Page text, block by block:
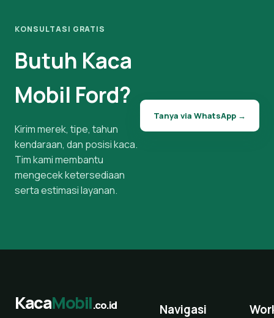
KONSULTASI GRATIS
Butuh Kaca
Mobil Ford?
Kirim merek, tipe, tahun
kendaraan, dan posisi kaca.
Tim kami membantu
mengecek ketersediaan
serta estimasi layanan.
Tanya via WhatsApp →
KacaMobil.co.id Navigasi